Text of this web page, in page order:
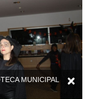
MUNICIPAL